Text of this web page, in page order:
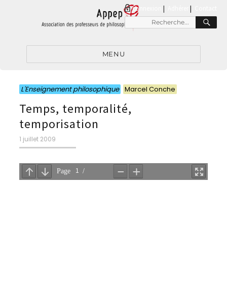
connexion |
Recherche
pour
MENU
L'Enseignement philosophique Marcel Conche
Temps, temporalité,
temporisation
Publié
le
1 juillet 2009